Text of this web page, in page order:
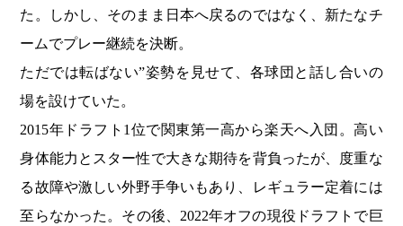
た。しかし、そのまま日本へ戻るのではなく、新たなチ
ームでプレー継続を決断。
ただでは転ばない”姿勢を見せて、各球団と話し合いの
場を設けていた。
2015年ドラフト1位で関東第一高から楽天へ入団。高い
身体能力とスター性で大きな期待を背負ったが、度重な
る故障や激しい外野手争いもあり、レギュラー定着には
至らなかった。その後、2022年オフの現役ドラフトで巨